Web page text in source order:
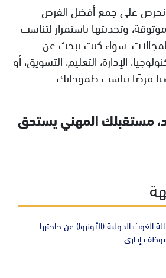
على جمع أفضل الفرص
وتحديثها باستمرار لتناسب
سواء كنت تبحث عن
الإدارة، التعليم، التسويق، أو
فرصًا تناسب طموحاتك
مستقبلك المهني يستحق
الغوث الدولية (الأونروا) عن حاجتها
إداري